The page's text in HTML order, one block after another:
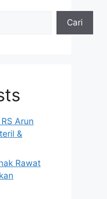
Cari
Arun
&
Rawat